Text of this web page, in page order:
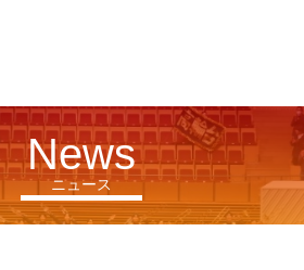
ニュース
News